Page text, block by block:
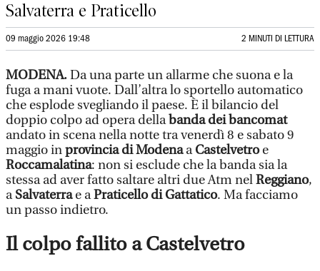
Salvaterra e Praticello
09 maggio 2026 19:48 2 MINUTI DI LETTURA
MODENA.Da una parte un allarme che suona e la
fuga a mani vuote. Dall’altra lo sportello automatico
che esplode svegliando il paese. È il bilancio del
doppio colpo ad opera della banda dei bancomat
andato in scena nella notte tra venerdì 8 e sabato 9
maggio inprovincia di ModenaaCastelvetroe
Roccamalatina: non si esclude che la banda sia la
stessa ad aver fatto saltare altri due Atm nelReggiano,
aSalvaterrae aPraticello di Gattatico. Ma facciamo
un passo indietro.
Il colpo fallito a Castelvetro